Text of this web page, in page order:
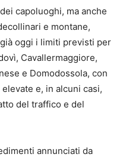
capoluoghi, ma anche
e montane,
oggi i limiti previsti per
Cavallermaggiore,
e Domodossola, con
e, in alcuni casi,
del traffico e del
annunciati da